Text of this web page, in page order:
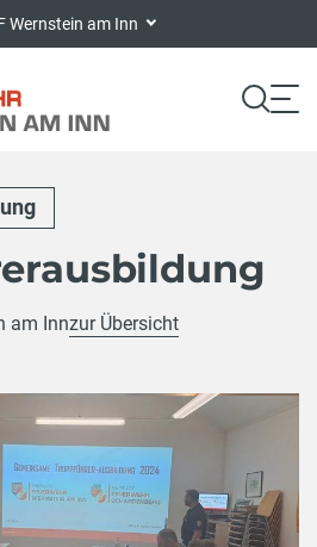
Wernstein am Inn
am Innzur Übersicht